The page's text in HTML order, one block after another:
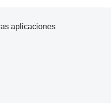
aplicaciones